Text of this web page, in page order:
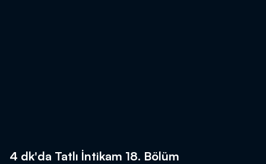
4 dk'da Tatlı İntikam 18. Bölüm